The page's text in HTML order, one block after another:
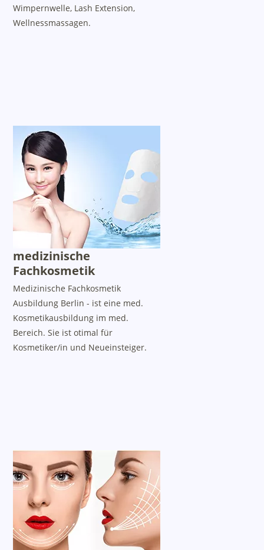
Wimpernwelle, Lash Extension,
Wellnessmassagen.
medizinische
Fachkosmetik
Medizinische Fachkosmetik
Ausbildung Berlin - ist eine med.
Kosmetikausbildung im med.
Bereich. Sie ist otimal für
Kosmetiker/in und Neueinsteiger.